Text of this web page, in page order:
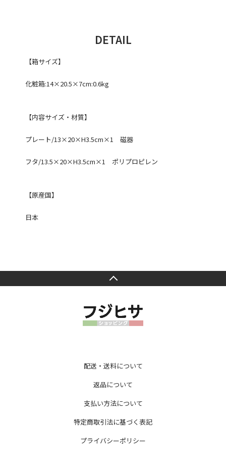
DETAIL
【箱サイズ】
化粧箱:14×20.5×7cm:0.6kg
【内容サイズ・材質】
プレート/13×20×H3.5cm×1 磁器
フタ/13.5×20×H3.5cm×1 ポリプロピレン
【原産国】
日本
配送・送料について
返品について
支払い方法について
特定商取引法に基づく表記
プライバシーポリシー